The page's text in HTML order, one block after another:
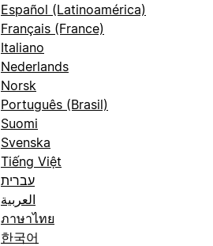
Español (Latinoamérica)
Français (France)
Italiano
Nederlands
Norsk
Português (Brasil)
Suomi
Svenska
Tiếng Việt
עברית
العربية
ภาษาไทย
한국어